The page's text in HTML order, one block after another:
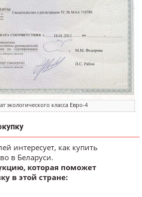
экологического класса Евро-4
интересует, как купить
в Беларуси.
которая поможет
в этой стране: